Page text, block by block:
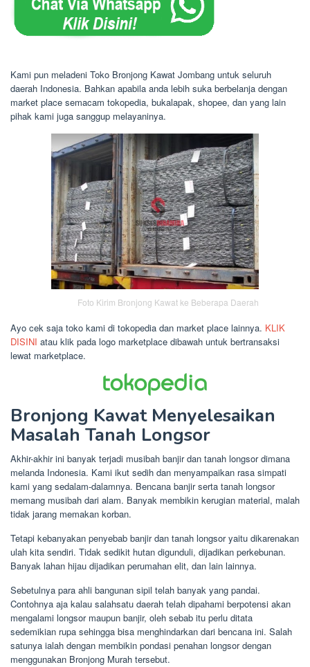
Kami pun meladeni Toko Bronjong Kawat Jombang untuk seluruh
daerah Indonesia. Bahkan apabila anda lebih suka berbelanja dengan
market place semacam tokopedia, bukalapak, shopee, dan yang lain
pihak kami juga sanggup melayaninya.
Foto Kirim Bronjong Kawat ke Beberapa Daerah
Ayo cek saja toko kami di tokopedia dan market place lainnya. KLIK
DISINI atau klik pada logo marketplace dibawah untuk bertransaksi
lewat marketplace.
Bronjong Kawat Menyelesaikan
Masalah Tanah Longsor
Akhir-akhir ini banyak terjadi musibah banjir dan tanah longsor dimana
melanda Indonesia. Kami ikut sedih dan menyampaikan rasa simpati
kami yang sedalam-dalamnya. Bencana banjir serta tanah longsor
memang musibah dari alam. Banyak membikin kerugian material, malah
tidak jarang memakan korban.
Tetapi kebanyakan penyebab banjir dan tanah longsor yaitu dikarenakan
ulah kita sendiri. Tidak sedikit hutan digunduli, dijadikan perkebunan.
Banyak lahan hijau dijadikan perumahan elit, dan lain lainnya.
Sebetulnya para ahli bangunan sipil telah banyak yang pandai.
Contohnya aja kalau salahsatu daerah telah dipahami berpotensi akan
mengalami longsor maupun banjir, oleh sebab itu perlu ditata
sedemikian rupa sehingga bisa menghindarkan dari bencana ini. Salah
satunya ialah dengan membikin pondasi penahan longsor dengan
menggunakan Bronjong Murah tersebut.